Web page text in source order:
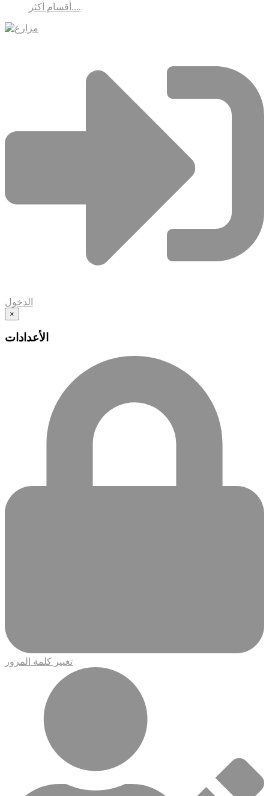
أقسام أكثر....
الدخول
×
الأعدادات
تغيير كلمة المرور